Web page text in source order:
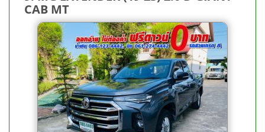
CAB MT